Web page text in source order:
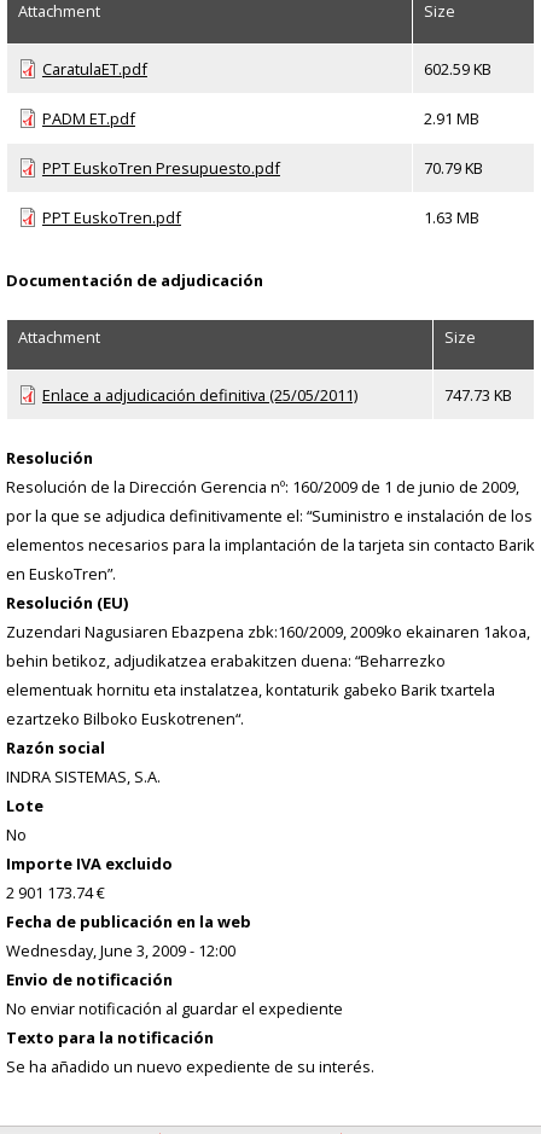
Attachment Size
CaratulaET.pdf 602.59 KB
PADM ET.pdf 2.91 MB
PPT EuskoTren Presupuesto.pdf 70.79 KB
PPT EuskoTren.pdf 1.63 MB
Documentación de adjudicación
Attachment Size
Enlace a adjudicación definitiva (25/05/2011) 747.73 KB
Resolución
Resolución de la Dirección Gerencia nº: 160/2009 de 1 de junio de 2009,
por la que se adjudica definitivamente el: “Suministro e instalación de los
elementos necesarios para la implantación de la tarjeta sin contacto Barik
en EuskoTren”.
Resolución (EU)
Zuzendari Nagusiaren Ebazpena zbk:160/2009, 2009ko ekainaren 1akoa,
behin betikoz, adjudikatzea erabakitzen duena: “Beharrezko
elementuak hornitu eta instalatzea, kontaturik gabeko Barik txartela
ezartzeko Bilboko Euskotrenen“.
Razón social
INDRA SISTEMAS, S.A.
Lote
No
Importe IVA excluido
2 901 173.74 €
Fecha de publicación en la web
Wednesday, June 3, 2009 - 12:00
Envio de notificación
No enviar notificación al guardar el expediente
Texto para la notificación
Se ha añadido un nuevo expediente de su interés.